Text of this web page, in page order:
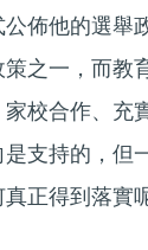
佈他的選舉
之一，而
校合作、充
支持的，但
正得到落實